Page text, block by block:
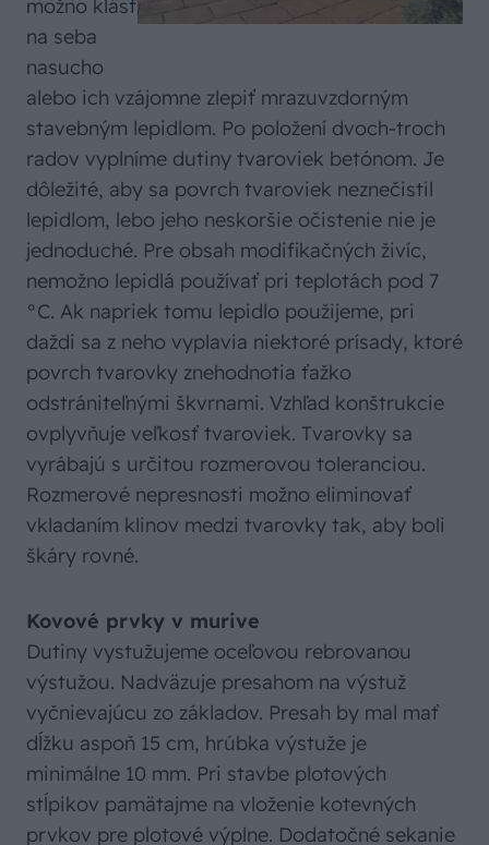
možno klásť
na seba
nasucho
alebo ich vzájomne zlepiť mrazuvzdorným
stavebným lepidlom. Po položení dvoch-troch
radov vyplníme dutiny tvaroviek betónom. Je
dôležité, aby sa povrch tvaroviek neznečistil
lepidlom, lebo jeho neskoršie očistenie nie je
jednoduché. Pre obsah modifikačných živíc,
nemožno lepidlá používať pri teplotách pod 7
°C. Ak napriek tomu lepidlo použijeme, pri
daždi sa z neho vyplavia niektoré prísady, ktoré
povrch tvarovky znehodnotia ťažko
odstrániteľnými škvrnami. Vzhľad konštrukcie
ovplyvňuje veľkosť tvaroviek. Tvarovky sa
vyrábajú s určitou rozmerovou toleranciou.
Rozmerové nepresnosti možno eliminovať
vkladaním klinov medzi tvarovky tak, aby boli
škáry rovné.
Kovové prvky v murive
Dutiny vystužujeme oceľovou rebrovanou
výstužou. Nadväzuje presahom na výstuž
vyčnievajúcu zo základov. Presah by mal mať
dĺžku aspoň 15 cm, hrúbka výstuže je
minimálne 10 mm. Pri stavbe plotových
stĺpikov pamätajme na vloženie kotevných
prvkov pre plotové výplne. Dodatočné sekanie